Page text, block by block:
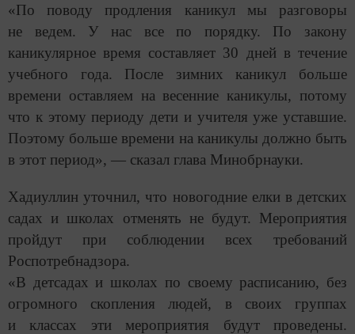
«По поводу продления каникул мы разговоры
не ведем. У нас все по порядку. По закону
каникулярное время составляет 30 дней в течение
учебного года. После зимних каникул больше
времени оставляем на весенние каникулы, потому
что к этому периоду дети и учителя уже уставшие.
Поэтому больше времени на каникулы должно быть
в этот период», — сказал глава Минобрнауки.
Хадиуллин уточнил, что новогодние елки в детских
садах и школах отменять не будут. Мероприятия
пройдут при соблюдении всех требований
Роспотребнадзора.
«В детсадах и школах по своему расписанию, без
огромного скопления людей, в своих группах
и классах эти мероприятия будут проведены.